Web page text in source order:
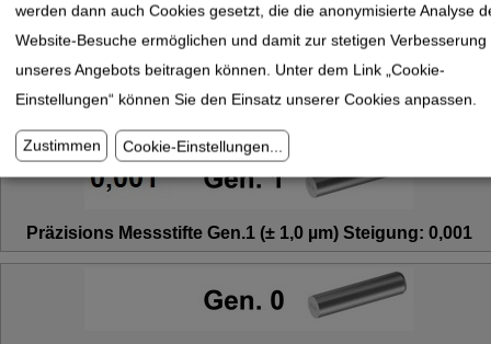
Präzisions Messstifte Gen.1 (± 1,0 µm) Steigung: 0,001
werden dann auch Cookies gesetzt, die die anonymisierte Analyse
Website-Besuche ermöglichen und damit zur stetigen Verbesserung
unseres Angebots beitragen können. Unter dem Link „Cookie-
Einstellungen“ können Sie den Einsatz unserer Cookies anpassen.
Zustimmen Cookie-Einstellungen